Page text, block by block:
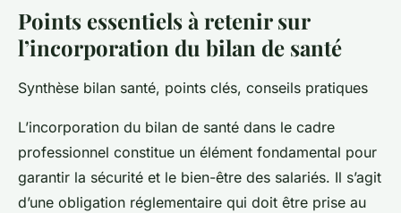
Points essentiels à retenir sur
l’incorporation du bilan de santé
Synthèse bilan santé, points clés, conseils pratiques
L’incorporation du bilan de santé dans le cadre
professionnel constitue un élément fondamental pour
garantir la sécurité et le bien-être des salariés. Il s’agit
d’une obligation réglementaire qui doit être prise au